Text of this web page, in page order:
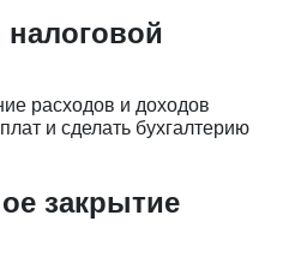
расходов и доходов
и сделать бухгалтерию
закрытие